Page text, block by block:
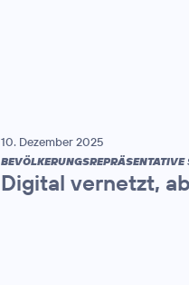
10. Dezember 2025
BEVÖLKERUNGSREPRÄSENTATIVE
Digital vernetzt,